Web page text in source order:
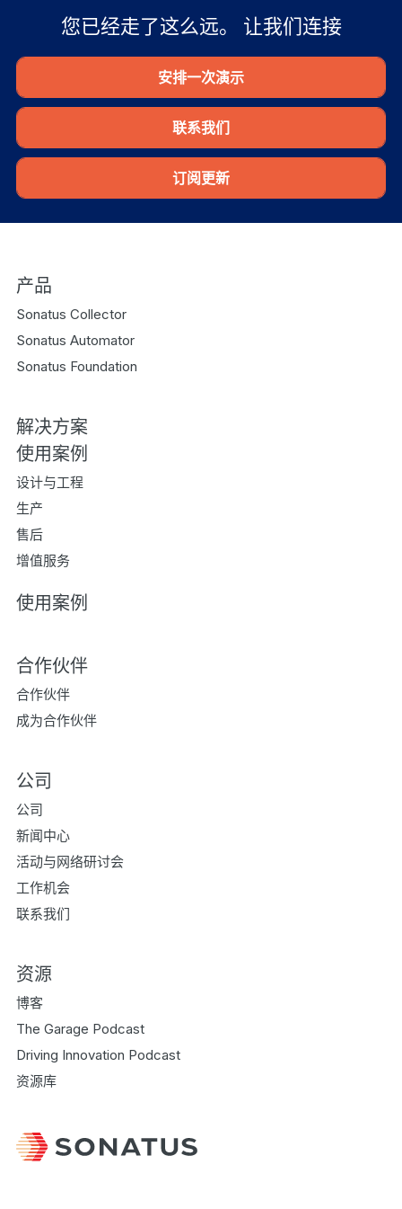
您已经走了这么远。 让我们连接
安排一次演示
联系我们
订阅更新
产品
Sonatus Collector
Sonatus Automator
Sonatus Foundation
解决方案
使用案例
设计与工程
生产
售后
增值服务
使用案例
合作伙伴
合作伙伴
成为合作伙伴
公司
公司
新闻中心
活动与网络研讨会
工作机会
联系我们
资源
博客
The Garage Podcast
Driving Innovation Podcast
资源库